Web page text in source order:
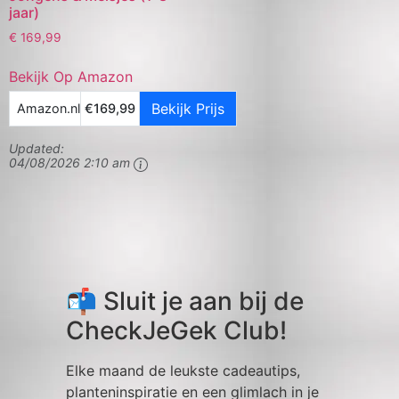
jaar)
€ 169,99
Bekijk Op Amazon
Amazon.nl €169,99 Bekijk Prijs
Updated:
04/08/2026 2:10 am
📬 Sluit je aan bij de
CheckJeGek Club!
Elke maand de leukste cadeautips,
planteninspiratie en een glimlach in je